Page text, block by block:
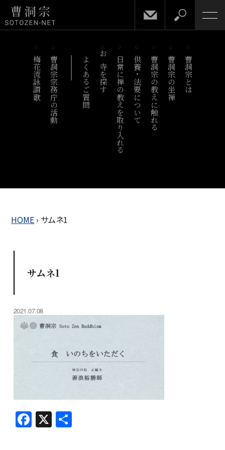
梅花流詠讃歌 曹洞宗宗務庁の活動 よくあるご質問 お寺を探す 日常に禅の教えを取り入れる供養・法要について曹洞宗の教えに触れる 曹洞宗の坐禅 曹洞宗とは
HOME › サムネ1
サムネ1
2021.07.08
F
a
X 共